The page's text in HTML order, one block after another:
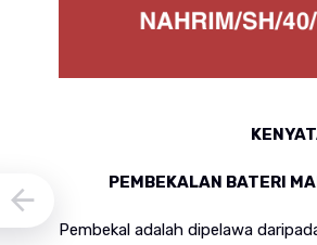
PEMBEKALAN BATERI
Pembekal adalah dipelawa